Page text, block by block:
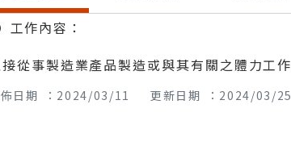
工作內容：
從事製造業產品製造或與其有關之體力工作
日期 ：2024/03/11 更新日期 ：2024/03/25